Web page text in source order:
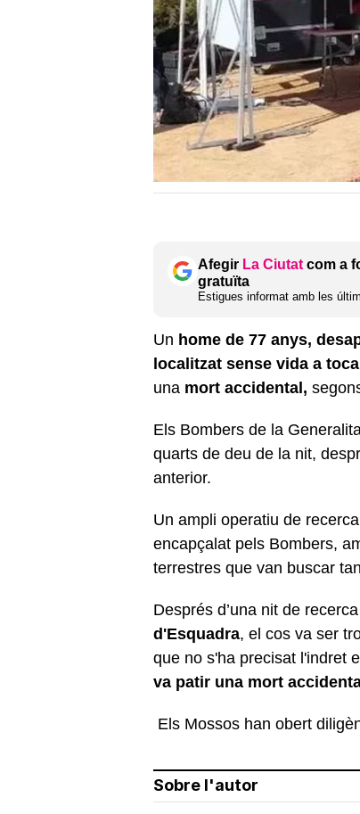
Afegir La Ciutat com a
gratuïta
Estigues informat amb les
Un home de 77 anys,
localitzat sense vida a
una mort accidental,
Els Bombers de la
quarts de deu de la nit,
anterior.
Un ampli operatiu de
encapçalat pels Bombers,
terrestres que van buscar
Després d’una nit de
d'Esquadra, el cos va ser
que no s'ha precisat l'indret
va patir una mort
Els Mossos han obert
Sobre l'autor